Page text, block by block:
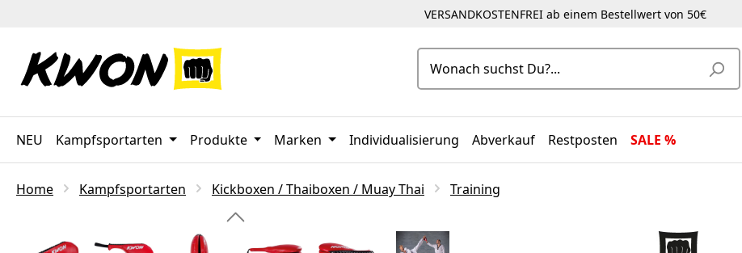
VERSANDKOSTENFREI ab einem Bestellwert von 50€
NEU Kampfsportarten Produkte Marken Individualisierung Abverkauf Restposten SALE %
Home Kampfsportarten Kickboxen / Thaiboxen / Muay Thai Training